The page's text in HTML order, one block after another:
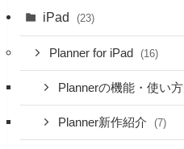
iPad (23)
Planner for iPad (16)
Plannerの機能・使い方
Planner新作紹介 (7)